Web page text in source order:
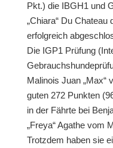
Pkt.) die IBGH1 und
„Chiara“ Du
erfolgreich
Die IGP1 Prüfung
Malinois Juan „Max“
guten 272 Punkten
in der Fährte bei
„Freya“ Agathe vom
Trotzdem haben sie